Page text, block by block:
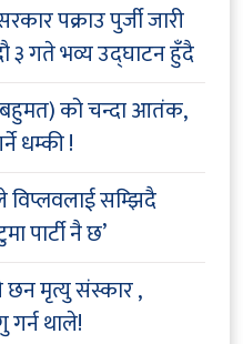
पक्राउ पुर्जी जारी
३ गते भव्य उद्घाटन हुँदै
को चन्दा आतंक,
धम्की !
सम्झिदै
पार्टी नै छ’
छन मृत्यु संस्कार ,
गर्न थाले!